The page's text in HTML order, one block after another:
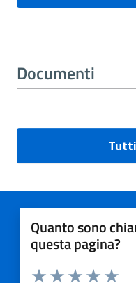
Documenti
Quanto sono
questa pagina?